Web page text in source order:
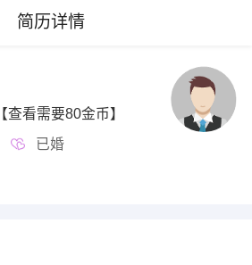
简历详情
【查看需要80金币】
已婚